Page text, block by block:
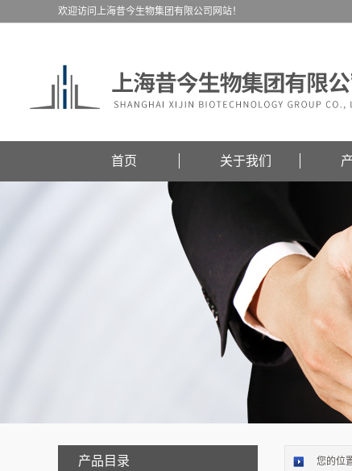
欢迎访问上海昔今生物集团有限公司网站！
首页 关于我们
产品目录 您的位